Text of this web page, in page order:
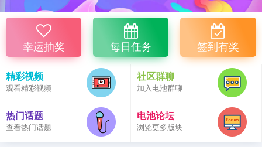
幸运抽奖 每日任务 签到有奖
精彩视频
观看精彩视频
社区群聊
加入电池群聊
热门话题
查看热门话题
电池论坛
浏览更多版块